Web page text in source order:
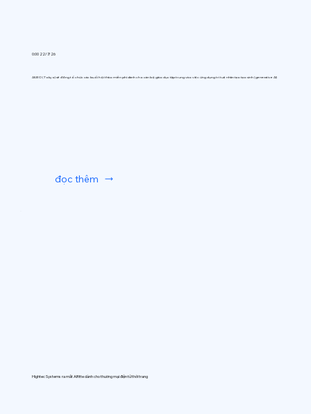
0:00 22/7/26
AIUEO (Tokyo) sẽ đồng tổ chức các buổi hội thảo miễn phí dành cho cán bộ giáo dục tập trung vào việc ứng dụng trí tuệ nhân tạo tạo sinh (generative AI)
đọc thêm
Hightec Systems ra mắt AIfitte dành cho thương mại điện tử thời trang